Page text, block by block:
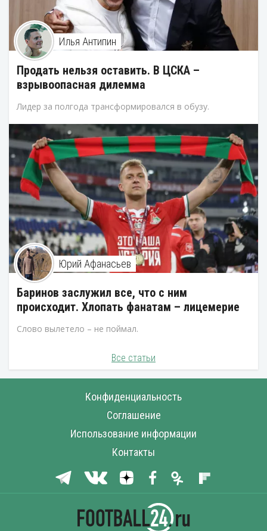
Илья Антипин
Продать нельзя оставить. В ЦСКА –
взрывоопасная дилемма
Лидер за полгода трансформировался в обузу.
Юрий Афанасьев
Баринов заслужил все, что с ним
происходит. Хлопать фанатам – лицемерие
Слово вылетело – не поймал.
Все статьи
Конфиденциальность
Соглашение
Использование информации
Контакты